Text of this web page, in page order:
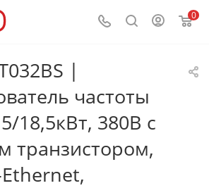
0
|
частоты
18,5кВт, 380В с
транзистором,